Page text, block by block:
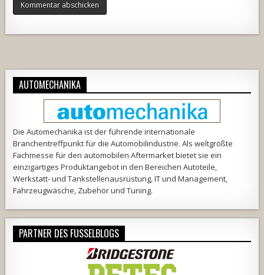
AUTOMECHANIKA
Die Automechanika ist der führende internationale
Branchentreffpunkt für die Automobilindustrie. Als weltgrößte
Fachmesse für den automobilen Aftermarket bietet sie ein
einzigartiges Produktangebot in den Bereichen Autoteile,
Werkstatt- und Tankstellenausrüstung, IT und Management,
Fahrzeugwäsche, Zubehör und Tuning.
PARTNER DES FUSSELBLOGS